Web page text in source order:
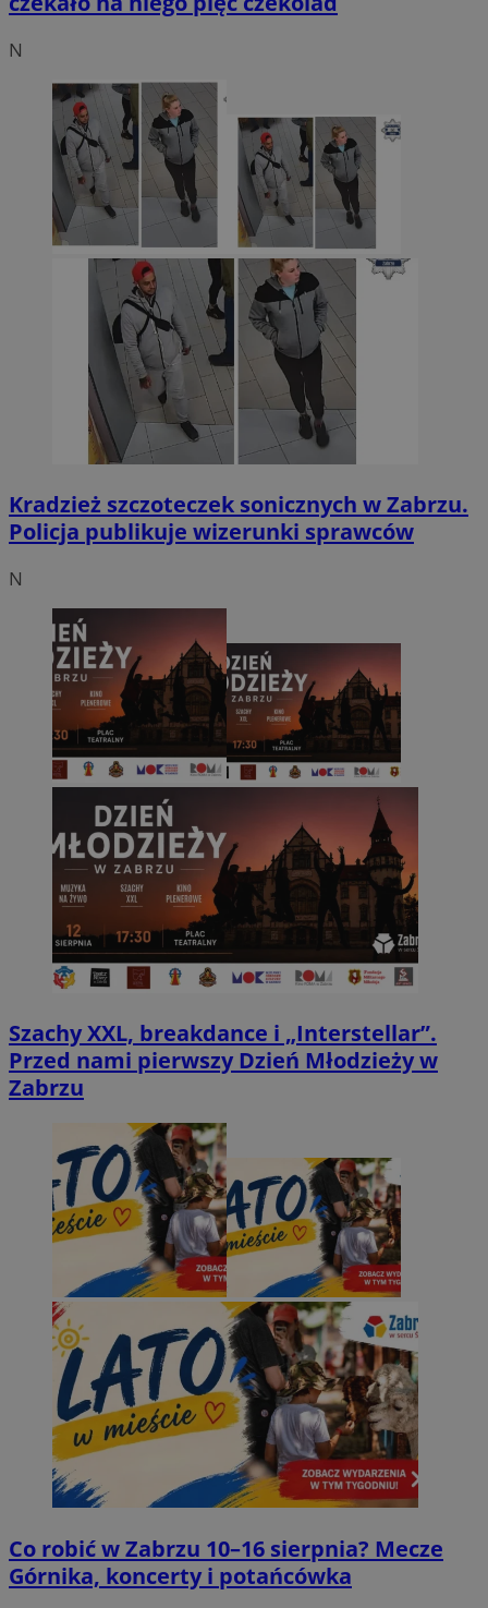
N
Kradzież szczoteczek sonicznych w Zabrzu.
Policja publikuje wizerunki sprawców
N
Szachy XXL, breakdance i „Interstellar”.
Przed nami pierwszy Dzień Młodzieży w
Zabrzu
Co robić w Zabrzu 10–16 sierpnia? Mecze
Górnika, koncerty i potańcówka